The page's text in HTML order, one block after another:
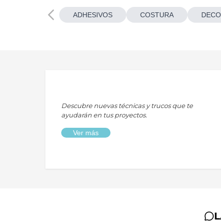
ADHESIVOS COSTURA
Descubre nuevas técnicas y trucos que te
ayudarán en tus proyectos.
Ver más